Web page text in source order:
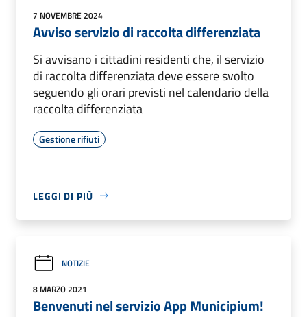
7 NOVEMBRE 2024
Avviso servizio di raccolta differenziata
Si avvisano i cittadini residenti che, il servizio
di raccolta differenziata deve essere svolto
seguendo gli orari previsti nel calendario della
raccolta differenziata
Gestione rifiuti
LEGGI DI PIÙ
NOTIZIE
8 MARZO 2021
Benvenuti nel servizio App Municipium!